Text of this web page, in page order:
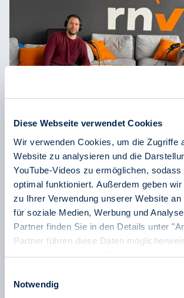
Diese Webseite verwendet Cookies
Wir verwenden Cookies, um die Zugriffe
Website zu analysieren und die
YouTube-Videos zu ermöglichen,
optimal funktioniert. Außerdem geben
zu Ihrer Verwendung unserer Website
für soziale Medien, Werbung und
Partner finden Sie in den Details unter
Partner führen diese Daten
Daten zusammen, die Sie ihnen
haben. Weitere Informationen finden Sie
Notwendig
Podcast "verkehr(t) verhör(t)"
Was passiert mit den alten Bahnen?
04. Dezember 2024
In der fünften Folge der neunten
Podcasts sprechen wir darüber,
Bahnen passiert, nachdem sie das
Einsatzzeit erreichen.